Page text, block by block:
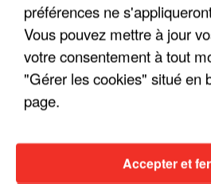
"ON A TOUS LE
PARFAITS"
préférences ne
Vous pouvez mettre à jour
votre consentement à tout
"Gérer les cookies" situé en
page.
Accepter et